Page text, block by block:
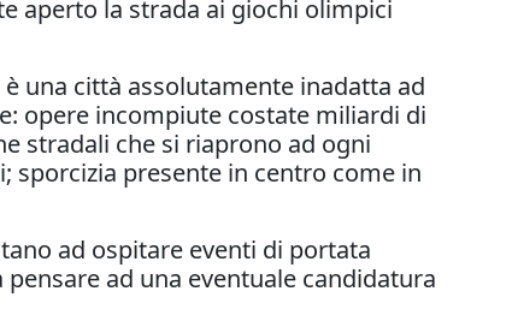
aperto la strada ai giochi olimpici
una città assolutamente inadatta ad
opere incompiute costate miliardi di
stradali che si riaprono ad ogni
presente in centro come in
ad ospitare eventi di portata
ad una eventuale candidatura